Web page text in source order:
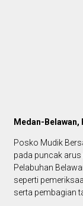
Medan-Belawan,
Posko Mudik
pada puncak arus
Pelabuhan
seperti
serta pembagian